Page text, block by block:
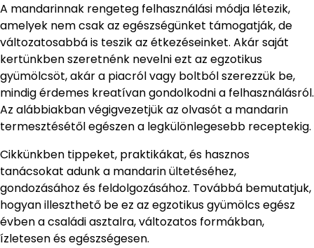
A mandarinnak rengeteg felhasználási módja létezik,
amelyek nem csak az egészségünket támogatják, de
változatosabbá is teszik az étkezéseinket. Akár saját
kertünkben szeretnénk nevelni ezt az egzotikus
gyümölcsöt, akár a piacról vagy boltból szerezzük be,
mindig érdemes kreatívan gondolkodni a felhasználásról.
Az alábbiakban végigvezetjük az olvasót a mandarin
termesztésétől egészen a legkülönlegesebb receptekig.
Cikkünkben tippeket, praktikákat, és hasznos
tanácsokat adunk a mandarin ültetéséhez,
gondozásához és feldolgozásához. Továbbá bemutatjuk,
hogyan illeszthető be ez az egzotikus gyümölcs egész
évben a családi asztalra, változatos formákban,
ízletesen és egészségesen.